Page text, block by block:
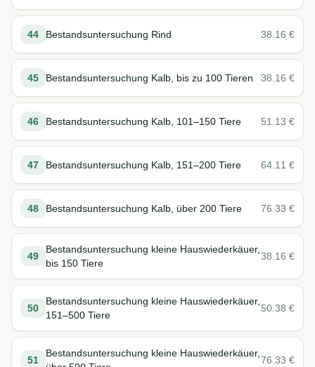
44 Bestandsuntersuchung Rind 38.16 €
45 Bestandsuntersuchung Kalb, bis zu 100 Tieren 38.16 €
46 Bestandsuntersuchung Kalb, 101–150 Tiere 51.13 €
47 Bestandsuntersuchung Kalb, 151–200 Tiere 64.11 €
48 Bestandsuntersuchung Kalb, über 200 Tiere 76.33 €
49
Bestandsuntersuchung kleine Hauswiederkäuer,
bis 150 Tiere
38.16 €
50
Bestandsuntersuchung kleine Hauswiederkäuer,
151–500 Tiere
50.38 €
51
Bestandsuntersuchung kleine Hauswiederkäuer,
76.33 €